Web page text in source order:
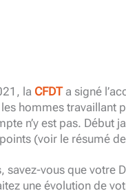
la CFDT a signé
hommes travaillant
n’y est pas. Début
(voir le résumé
savez-vous que votre
une évolution de